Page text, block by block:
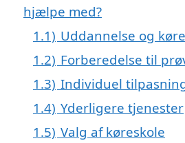
hjælpe med?
1.1) Uddannelse og
1.2) Forberedelse til
1.3) Individuel
1.4) Yderligere tjenester
1.5) Valg af køreskole